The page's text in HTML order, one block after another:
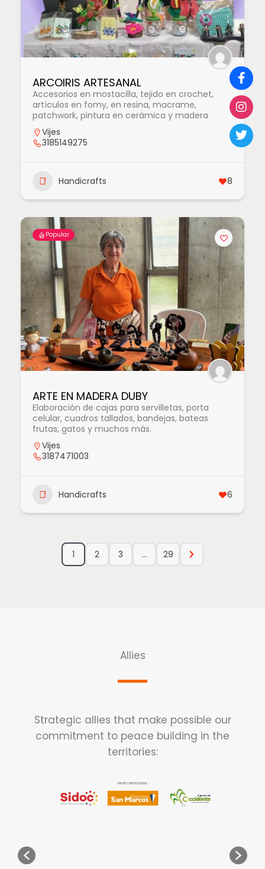
ARCOIRIS ARTESANAL
Accesorios en mostacilla, tejido en crochet,
artículos en fomy, en resina, macrame,
patchwork, pintura en cerámica y madera
Vijes
3185149275
Handicrafts 8
Popular
ARTE EN MADERA DUBY
Elaboración de cajas para servilletas, porta
celular, cuadros tallados, bandejas, bateas
frutas, gatos y muchos más.
Vijes
3187471003
Handicrafts 6
1 2 3 … 29
Allies
Strategic allies that make possible our
commitment to peace building in the
territories: